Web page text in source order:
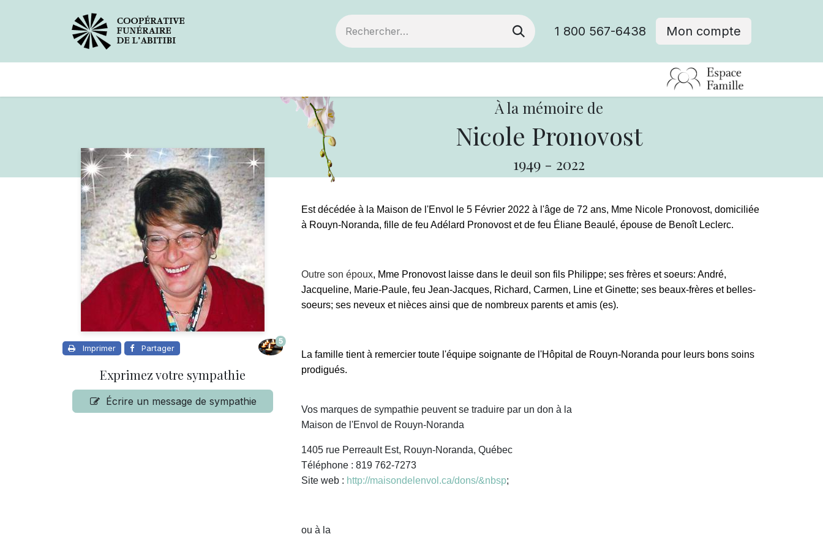
1 800 567-6438 Mon compte
À la mémoire de
Nicole Pronovost
1949 - 2022
Imprimer Partager
5
Exprimez votre sympathie
Écrire un message de sympathie
Est décédée à la Maison de l'Envol le 5 Février 2022 à l'âge de 72 ans, Mme Nicole Pronovost, domiciliée
à Rouyn-Noranda, fille de feu Adélard Pronovost et de feu Éliane Beaulé, épouse de Benoît Leclerc.
Outre son époux, Mme Pronovost laisse dans le deuil son fils Philippe; ses frères et soeurs: André,
Jacqueline, Marie-Paule, feu Jean-Jacques, Richard, Carmen, Line et Ginette; ses beaux-frères et belles-
soeurs; ses neveux et nièces ainsi que de nombreux parents et amis (es).
La famille tient à remercier toute l'équipe soignante de l'Hôpital de Rouyn-Noranda pour leurs bons soins
prodigués.
Vos marques de sympathie peuvent se traduire par un don à la
Maison de l'Envol de Rouyn-Noranda
1405 rue Perreault Est, Rouyn-Noranda, Québec
Téléphone : 819 762-7273
Site web : http://maisondelenvol.ca/dons/&nbsp;
ou à la